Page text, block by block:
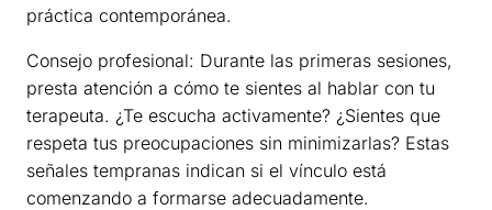
práctica contemporánea.
Consejo profesional: Durante las primeras sesiones,
presta atención a cómo te sientes al hablar con tu
terapeuta. ¿Te escucha activamente? ¿Sientes que
respeta tus preocupaciones sin minimizarlas? Estas
señales tempranas indican si el vínculo está
comenzando a formarse adecuadamente.